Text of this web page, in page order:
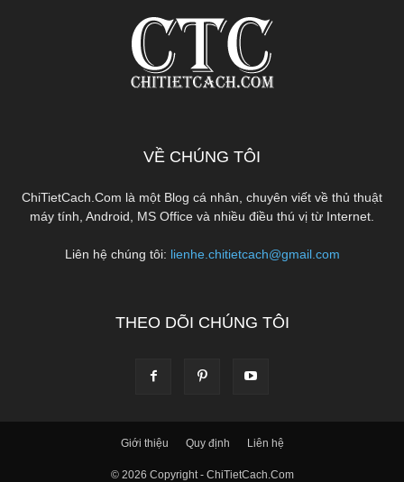
VỀ CHÚNG TÔI
ChiTietCach.Com là một Blog cá nhân, chuyên viết về thủ thuật
máy tính, Android, MS Office và nhiều điều thú vị từ Internet.
Liên hệ chúng tôi: lienhe.chitietcach@gmail.com
THEO DÕI CHÚNG TÔI
Giới thiệu Quy định Liên hệ
© 2026 Copyright - ChiTietCach.Com